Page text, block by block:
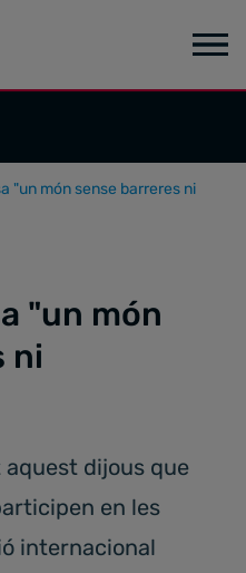
"un món sense barreres ni
"un món
ni
dijous que
en les
internacional